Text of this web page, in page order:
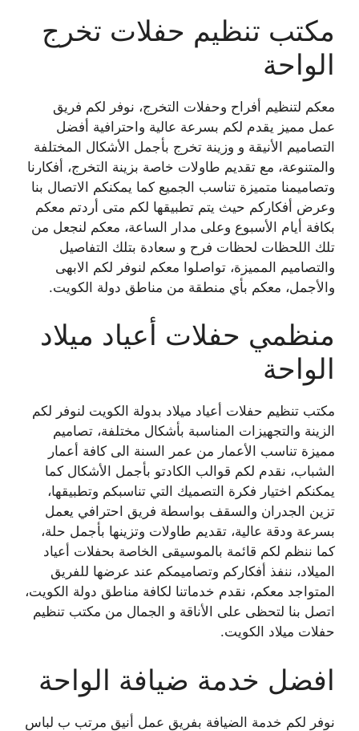
مكتب تنظيم حفلات تخرج
الواحة
معكم لتنظيم أفراح وحفلات التخرج، نوفر لكم فريق
عمل مميز يقدم لكم بسرعة عالية واحترافية أفضل
التصاميم الأنيقة و وزينة تخرج بأجمل الأشكال المختلفة
والمتنوعة، مع تقديم طاولات خاصة بزينة التخرج، أفكارنا
وتصاميمنا متميزة تناسب الجميع كما يمكنكم الاتصال بنا
وعرض أفكاركم حيث يتم تطبيقها لكم متى أردتم معكم
بكافة أيام الأسبوع وعلى مدار الساعة، معكم لنجعل من
تلك اللحظات لحظات فرح و سعادة بتلك التفاصيل
والتصاميم المميزة، تواصلوا معكم لنوفر لكم الابهى
والأجمل، معكم بأي منطقة من مناطق دولة الكويت.
منظمي حفلات أعياد ميلاد
الواحة
مكتب تنظيم حفلات أعياد ميلاد بدولة الكويت لنوفر لكم
الزينة والتجهيزات المناسبة بأشكال مختلفة، تصاميم
مميزة تناسب الأعمار من عمر السنة الى كافة أعمار
الشباب، نقدم لكم قوالب الكادتو بأجمل الأشكال كما
يمكنكم اختيار فكرة التصميك التي تناسبكم وتطبيقها،
تزين الجدران والسقف بواسطة فريق احترافي يعمل
بسرعة ودقة عالية، تقديم طاولات وتزينها بأجمل حلة،
كما ننظم لكم قائمة بالموسيقى الخاصة بحفلات أعياد
الميلاد، ننفذ أفكاركم وتصاميمكم عند عرضها للفريق
المتواجد معكم، نقدم خدماتنا لكافة مناطق دولة الكويت،
اتصل بنا لتحظى على الأناقة و الجمال من مكتب تنظيم
حفلات ميلاد الكويت.
افضل خدمة ضيافة الواحة
نوفر لكم خدمة الضيافة بفريق عمل أنيق مرتب ب لباس